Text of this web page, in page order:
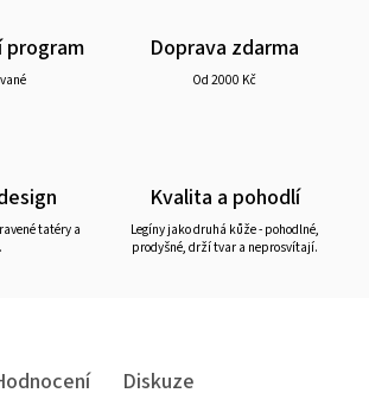
program Doprava zdarma
Od 2000 Kč
tatéry a
Kvalita a pohodlí
Legíny jako druhá kůže - pohodlné,
prodyšné, drží tvar a neprosvítají.
Diskuze